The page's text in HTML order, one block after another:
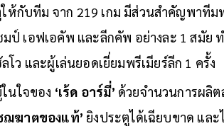
รแห่งความฝัน’5 ปี ระหว่างปี 2001-
ห้กับทีม จาก 219 เกม มีส่วนสำคัญพาที
ป์ เอฟเอคัพ และลีกคัพ อย่างละ 1 สมัย ท
ว และผู้เล่นยอดเยี่ยมพรีเมียร์ลีก 1 ครั้ง
นใจของ‘เร้ด อาร์มี่’ด้วยจำนวนการผลิต